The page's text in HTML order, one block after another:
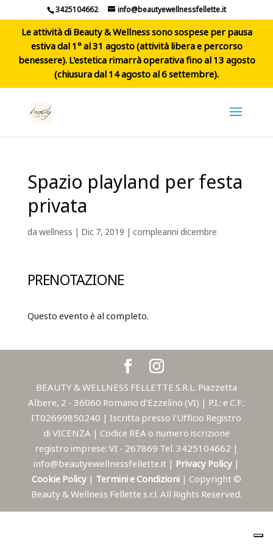
3425104662 info@beautyewellnessfellette.it
Le attività di Beauty & Wellness sono sospese per pausa
estiva dal 1° al 31 agosto (attività libera e percorso
benessere). L'estetica rimarrà operativa fino al 13 agosto
(chiusura dal 14 agosto al 6 settembre).
Spazio playland per festa
privata
dawellness | Dic 7, 2019 | compleanni dicembre
PRENOTAZIONE
Questo evento è al completo.
BEAUTY & WELLNESS FELLETTE S.R.L. Piazzetta
Albere, 2 - 36060 Romano d'Ezzelino (VI) | P.I.: e C.F.:
IT02699850240 | Iscritta presso l'Ufficio Registro
di VICENZA | Codice REA o numero iscrizione
registro imprese: VI - 267869 Tel. 3425104662 |
info@beautyewellnessfellette.it | Privacy Policy |
Cookie Policy | Termini e Condizioni | Copyright ©
Beauty & Wellness Fellette s.r.l. All Rights Reserved.